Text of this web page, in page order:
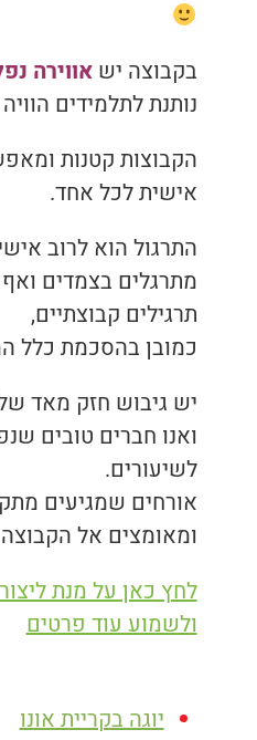
בקבוצה ישאווירה
נותנת לתלמידים
הקבוצות קטנות
אישית לכל אחד.
התרגול הוא לרוב
מתרגלים בצמדים
תרגילים קבוצתיים,
כמובן בהסכמת כלל
יש גיבוש חזק מאד
ואנו חברים טובים
לשיעורים.
אורחים שמגיעים
ומאומצים אל
​לחץ כאן על מנת
ולשמוע עוד פרטים
יוגה בקריית אונו